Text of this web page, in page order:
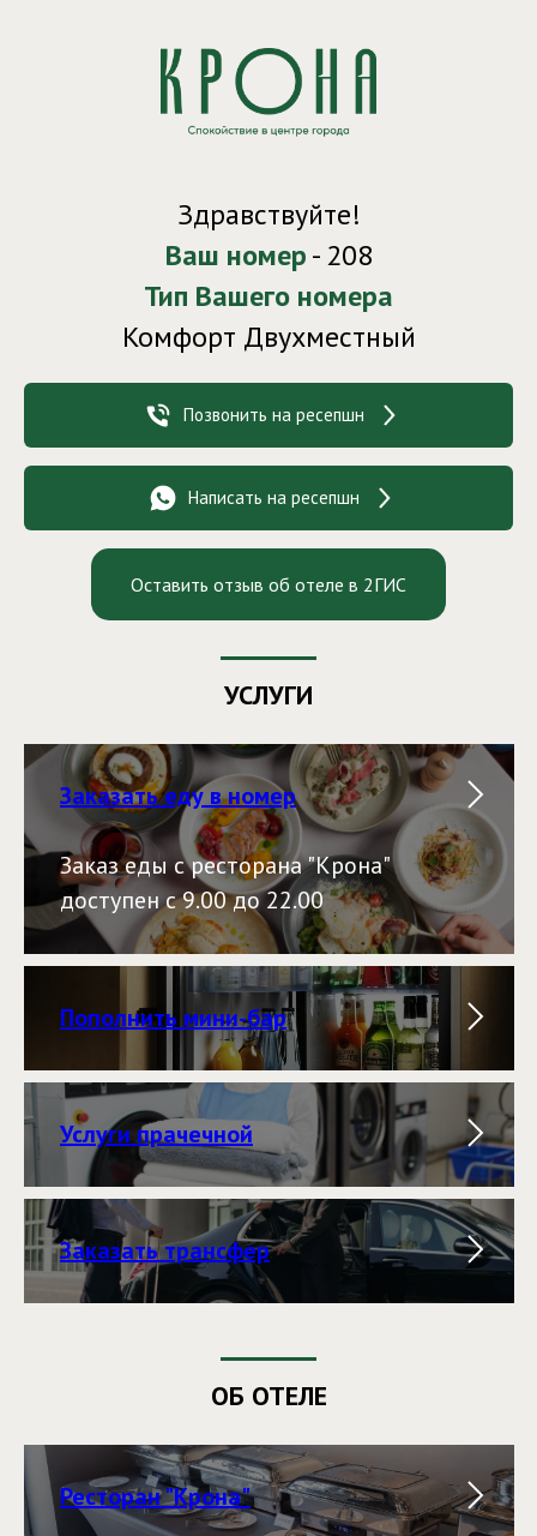
Здравствуйте!
Ваш номер- 208
Тип Вашего номера
Комфорт Двухместный
Позвонить на ресепшн
Написать на ресепшн
Оставить отзыв об отеле в 2ГИС
УСЛУГИ
Заказать еду в номер
Заказ еды с ресторана "Крона"
доступен с 9.00 до 22.00
Пополнить мини-бар
Услуги прачечной
Заказать трансфер
ОБ ОТЕЛЕ
Ресторан "Крона"